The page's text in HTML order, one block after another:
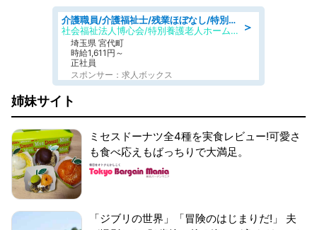
＞
介護職員/介護福祉士/残業ほぼなし/特別養護老人ホームの介護職/夜勤専従
社会福祉法人博心会/特別養護老人ホーム 清風園
埼玉県 宮代町
時給1,611円～
正社員
スポンサー：求人ボックス
姉妹サイト
ミセスドーナツ全4種を実食レビュー!可愛さ
も食べ応えもばっちりで大満足。
「ジブリの世界」「冒険のはじまりだ!」 夫